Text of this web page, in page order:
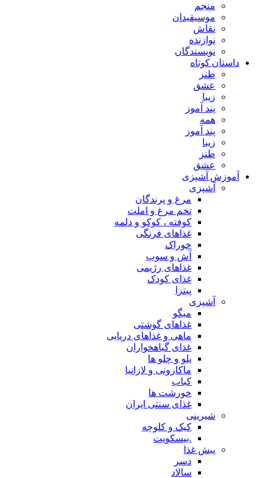
منجم
موسیقیدان
نقاش
نوازنده
نویسندگان
داستان کوتاه
طنز
عشق
زیبا
پند آموز
همه
پند آموز
زیبا
طنز
عشق
آموزش آشپزی
آشپزی
مرغ و پرندگان
تخم مرغ و املت
کوفته ، کوکو و دلمه
غذاهای فرنگی
خوراک
آش و سوپ
غذاهای رژیمی
غذای کودک
پیتزا
آشپزی
میگو
غذاهای گوشتی
ماهی و غذاهای دریایی
غذای گیاهخواران
پلو و چلو ها
ماکارونی و لازانیا
کباب
خورشت ها
غذای سنتی ایران
شیرینی
کیک و کلوچه
.بیسکویت
پیش غذا
دسر
سالاد